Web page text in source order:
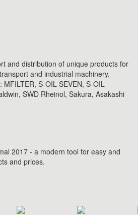
and distribution of unique products for
and industrial machinery.
S-OIL SEVEN, S-OIL
SWD Rheinol, Sakura, Asakashi
2017 - a modern tool for easy and
and prices.